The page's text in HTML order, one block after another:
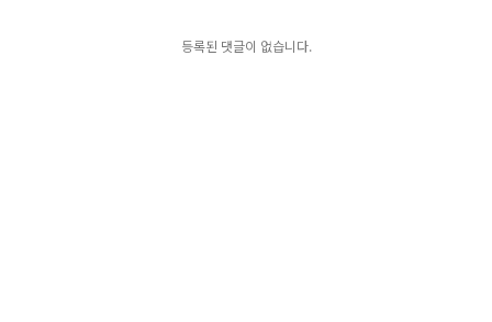
등록된 댓글이 없습니다.